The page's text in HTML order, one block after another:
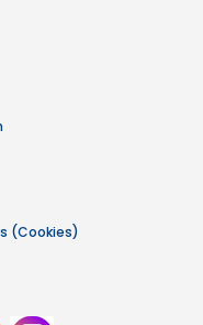
(Cookies)